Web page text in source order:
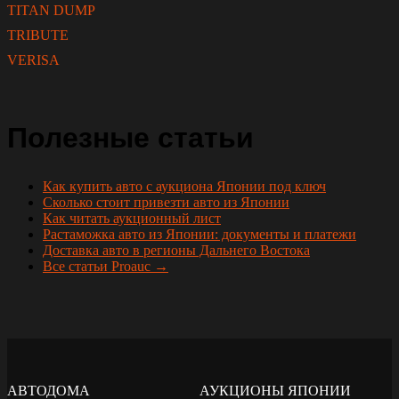
TITAN DUMP
TRIBUTE
VERISA
Полезные статьи
Как купить авто с аукциона Японии под ключ
Сколько стоит привезти авто из Японии
Как читать аукционный лист
Растаможка авто из Японии: документы и платежи
Доставка авто в регионы Дальнего Востока
Все статьи Proauc →
АВТОДОМА АУКЦИОНЫ ЯПОНИИ